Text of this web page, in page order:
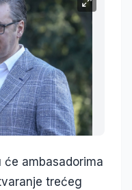
će ambasadorima
trećeg